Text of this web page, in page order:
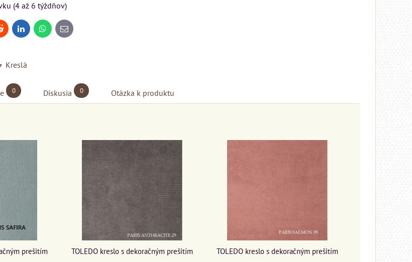
(4 až 6 týždňov)
LinkedInWhatsApp
E-
mail
Kreslá
0 Diskusia 0 Otázka k produktu
prešitím TOLEDO kreslo s dekoračným prešitím TOLEDO kreslo s dekoračným prešitím